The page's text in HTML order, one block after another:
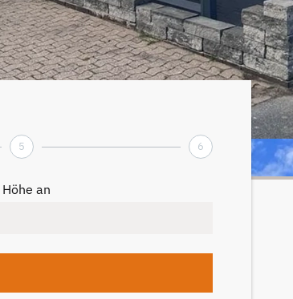
5 6
an